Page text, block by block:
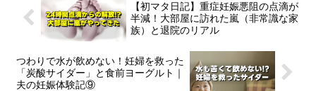
【初マタ日記】重症妊娠悪阻の点滴が
半減！大部屋に訪れた嵐（非常識な家
族）と退院のリアル
つわりで水が飲めない！妊婦を救った
「炭酸サイダー」と食前ヨーグルト｜
夫の妊娠体験記⑨